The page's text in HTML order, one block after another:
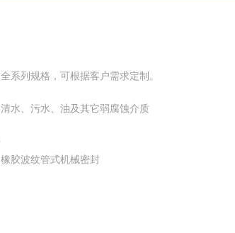
全系列规格，可根据客户需求定制。
清水、污水、油及其它弱腐蚀介质
橡胶波纹管式机械密封